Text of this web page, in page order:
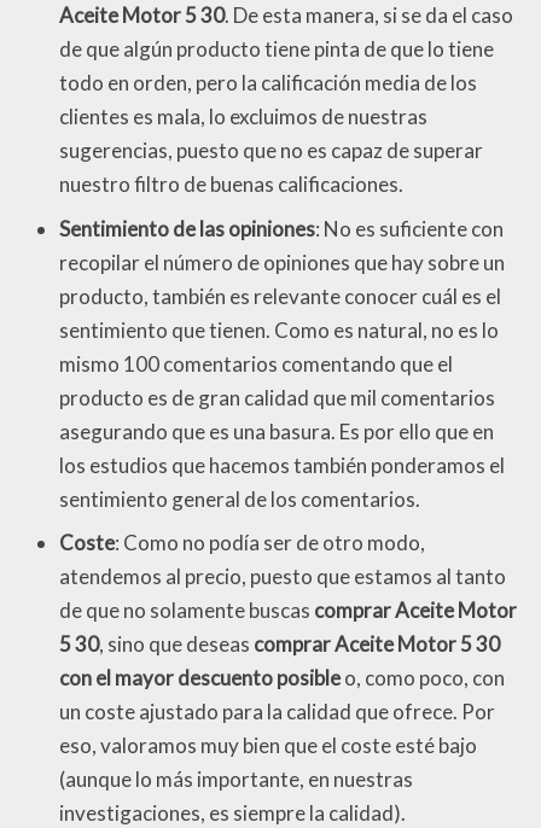
Aceite Motor 5 30. De esta manera, si se da el caso
de que algún producto tiene pinta de que lo tiene
todo en orden, pero la calificación media de los
clientes es mala, lo excluimos de nuestras
sugerencias, puesto que no es capaz de superar
nuestro filtro de buenas calificaciones.
Sentimiento de las opiniones: No es suficiente con
recopilar el número de opiniones que hay sobre un
producto, también es relevante conocer cuál es el
sentimiento que tienen. Como es natural, no es lo
mismo 100 comentarios comentando que el
producto es de gran calidad que mil comentarios
asegurando que es una basura. Es por ello que en
los estudios que hacemos también ponderamos el
sentimiento general de los comentarios.
Coste: Como no podía ser de otro modo,
atendemos al precio, puesto que estamos al tanto
de que no solamente buscas comprar Aceite Motor
5 30, sino que deseas comprar Aceite Motor 5 30
con el mayor descuento posibleo, como poco, con
un coste ajustado para la calidad que ofrece. Por
eso, valoramos muy bien que el coste esté bajo
(aunque lo más importante, en nuestras
investigaciones, es siempre la calidad).